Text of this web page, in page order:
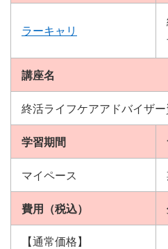
ラーキャリ
講座名
終活ライフケアアドバイザ
学習期間
マイペース
費用（税込）
【通常価格】